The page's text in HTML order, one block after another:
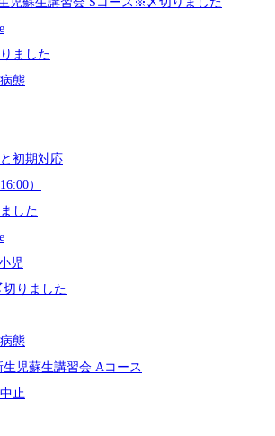
ました
態
初期対応
）
した
児
りました
態
児蘇生講習会 Aコース
止